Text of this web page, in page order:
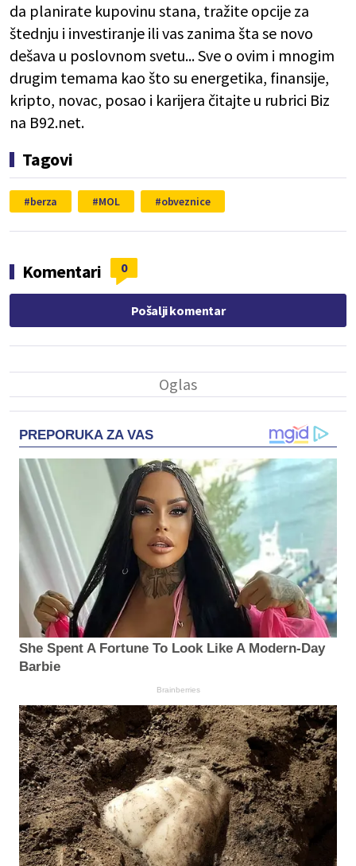
da planirate kupovinu stana, tražite opcije za
štednju i investiranje ili vas zanima šta se novo
dešava u poslovnom svetu... Sve o ovim i mnogim
drugim temama kao što su energetika, finansije,
kripto, novac, posao i karijera čitajte u rubrici Biz
na B92.net.
Tagovi
berza MOL obveznice
Komentari 0
Pošalji komentar
PREPORUKA ZA VAS
She Spent A Fortune To Look Like A Modern-Day
Barbie
Brainberries